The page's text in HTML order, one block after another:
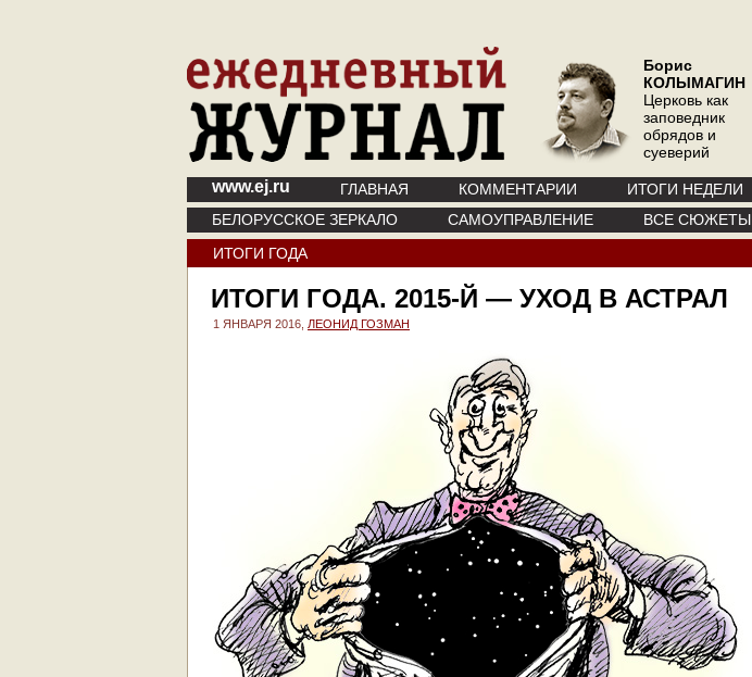
Борис
КОЛЫМАГИН
Церковь как
заповедник
обрядов и
суеверий
www.ej.ru ГЛАВНАЯ КОММЕНТАРИИ ИТОГИ НЕДЕЛИ
БЕЛОРУССКОЕ ЗЕРКАЛО
САМОУПРАВЛЕНИЕ
ВСЕ СЮЖЕТЫ
ИТОГИ ГОДА
ИТОГИ ГОДА. 2015-Й — УХОД В АСТРАЛ
1 ЯНВАРЯ 2016, ЛЕОНИД ГОЗМАН